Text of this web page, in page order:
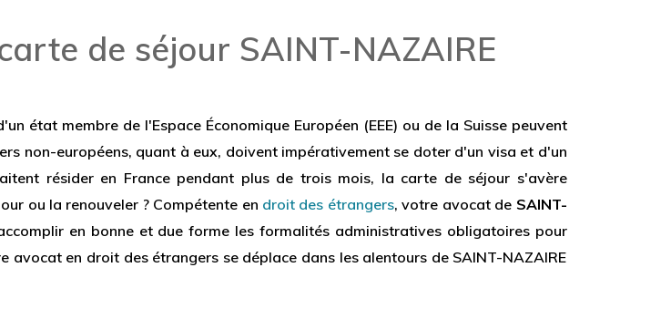
de séjour SAINT-NAZAIRE
état membre de l'Espace Économique Européen (EEE) ou de la Suisse peuvent
non-européens, quant à eux, doivent impérativement se doter d'un visa et d'un
résider en France pendant plus de trois mois, la carte de séjour s'avère
ou la renouveler ? Compétente en droit des étrangers, votre avocat de SAINT-
en bonne et due forme les formalités administratives obligatoires pour
en droit des étrangers se déplace dans les alentours de SAINT-NAZAIRE